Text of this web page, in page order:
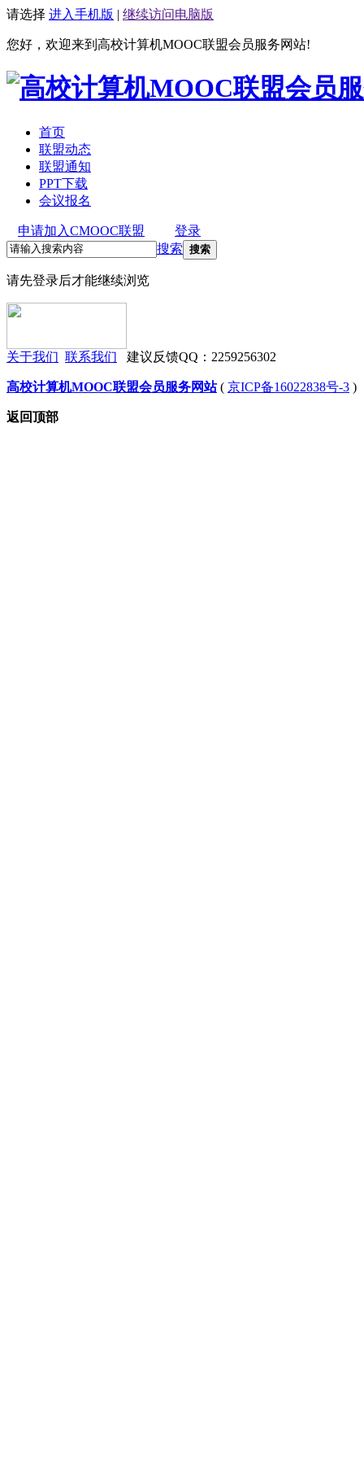
请选择 进入手机版 | 继续访问电脑版
您好，欢迎来到高校计算机MOOC联盟会员服务网站!
首页
联盟动态
联盟通知
PPT下载
会议报名
申请加入CMOOC联盟
登录
搜索 搜索
请先登录后才能继续浏览
关于我们 联系我们 建议反馈QQ：2259256302
高校计算机MOOC联盟会员服务网站( 京ICP备16022838号-3 )
返回顶部